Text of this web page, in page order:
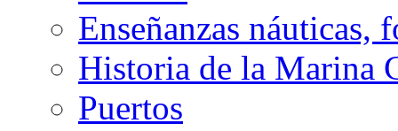
Enseñanzas náuticas,
Historia de la Marina
Puertos